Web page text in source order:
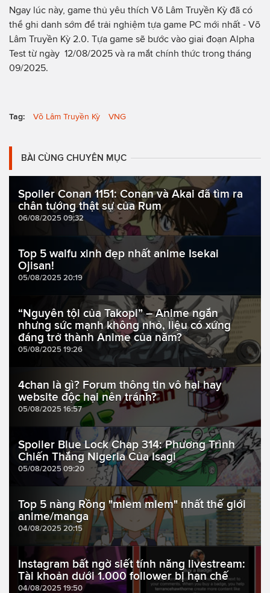
Ngay lúc này, game thủ yêu thích Võ Lâm Truyền Kỳ đã có
thể ghi danh sớm để trải nghiệm tựa game PC mới nhất - Võ
Lâm Truyền Kỳ 2.0. Tựa game sẽ bước vào giai đoạn Alpha
Test từ ngày 12/08/2025 và ra mắt chính thức trong tháng
09/2025.
Tag: Võ Lâm Truyền Kỳ VNG
BÀI CÙNG CHUYÊN MỤC
Spoiler Conan 1151: Conan và Akai đã tìm ra
chân tướng thật sự của Rum
06/08/2025 09:32
Top 5 waifu xinh đẹp nhất anime Isekai
Ojisan!
05/08/2025 20:19
“Nguyên tội của Takopi” – Anime ngắn
nhưng sức mạnh không nhỏ, liệu có xứng
đáng trở thành Anime của năm?
05/08/2025 19:26
4chan là gì? Forum thông tin vô hại hay
website độc hại nên tránh?
05/08/2025 16:57
Spoiler Blue Lock Chap 314: Phương Trình
Chiến Thắng Nigeria Của Isagi
05/08/2025 09:20
Top 5 nàng Rồng "mlem mlem" nhất thế giới
anime/manga
04/08/2025 20:15
Instagram bất ngờ siết tính năng livestream:
Tài khoản dưới 1.000 follower bị hạn chế
04/08/2025 19:50